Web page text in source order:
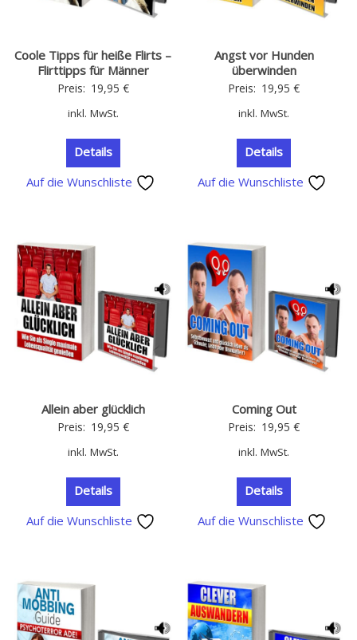
Coole Tipps für heiße Flirts –
Flirttipps für Männer
Preis: 19,95 €
inkl. MwSt.
Details
Auf die Wunschliste
Angst vor Hunden
überwinden
Preis: 19,95€
inkl. MwSt.
Details
Auf die Wunschliste
Allein aber glücklich
Preis: 19,95 €
inkl. MwSt.
Details
Auf die Wunschliste
Coming Out
Preis: 19,95€
inkl. MwSt.
Details
Auf die Wunschliste